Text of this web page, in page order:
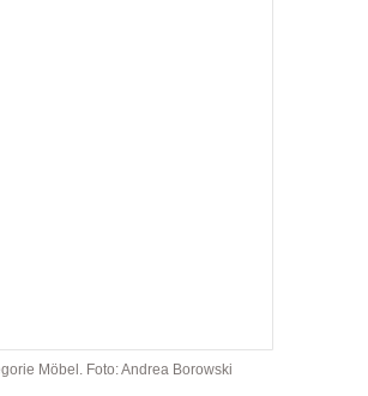
Möbel. Foto: Andrea Borowski